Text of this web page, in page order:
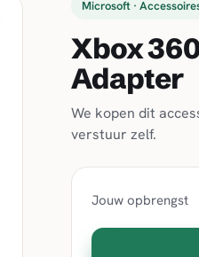
Microsoft ·
Xbox
Adapter
We kopen dit
verstuur zelf.
Jouw opbrengst